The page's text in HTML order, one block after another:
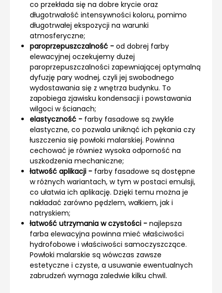
co przekłada się na dobre krycie oraz
długotrwałość intensywności koloru, pomimo
długotrwałej ekspozycji na warunki
atmosferyczne;
paroprzepuszczalność - od dobrej farby
elewacyjnej oczekujemy dużej
paroprzepuszczalności zapewniającej optymalną
dyfuzję pary wodnej, czyli jej swobodnego
wydostawania się z wnętrza budynku. To
zapobiega zjawisku kondensacji i powstawania
wilgoci w ścianach;
elastyczność - farby fasadowe są zwykle
elastyczne, co pozwala uniknąć ich pękania czy
łuszczenia się powłoki malarskiej. Powinna
cechować je również wysoka odporność na
uszkodzenia mechaniczne;
łatwość aplikacji - farby fasadowe są dostępne
w różnych wariantach, w tym w postaci emulsji,
co ułatwia ich aplikację. Dzięki temu można je
nakładać zarówno pędzlem, wałkiem, jak i
natryskiem;
łatwość utrzymania w czystości - najlepsza
farba elewacyjna powinna mieć właściwości
hydrofobowe i właściwości samoczyszczące.
Powłoki malarskie są wówczas zawsze
estetyczne i czyste, a usuwanie ewentualnych
zabrudzeń wymaga zaledwie kilku chwil.